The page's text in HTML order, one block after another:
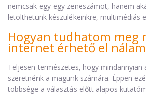
nemcsak egy-egy zeneszámot, hanem
letölthetünk készülékeinkre, multimédiás
Hogyan tudhatom meg
internet érhető el
Teljesen természetes, hogy
szeretnénk a magunk számára. Éppen
többsége a választás előtt alapos